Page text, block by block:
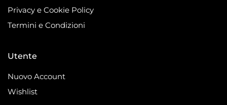
Privacy e Cookie Policy
Termini e Condizioni
Utente
Nuovo Account
Wishlist